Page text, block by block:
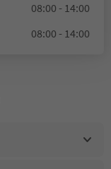
08:00 - 14:00
08:00 - 14:00